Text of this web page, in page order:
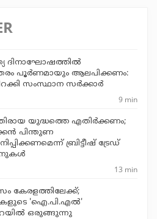
ദിനാഘോഷത്തില്‍
പൂര്‍ണമായും ആലപിക്കണം:
സംസ്ഥാന സര്‍ക്കാര്‍
9 min
യുദ്ധത്തെ എതിര്‍ക്കണം;
പിന്തുണ
ബ്രിട്ടീഷ് ട്രേഡ്
13 min
കേരളത്തിലേക്ക്;
'ഐ.പി.എല്‍'
ഒരുങ്ങുന്നു